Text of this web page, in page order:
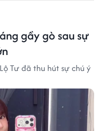
gầy gò sau sự
Tư đã thu hút sự chú ý